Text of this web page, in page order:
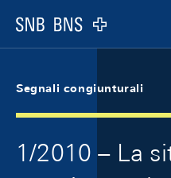
Logo
Segnali congiunturali
1/2010 – La